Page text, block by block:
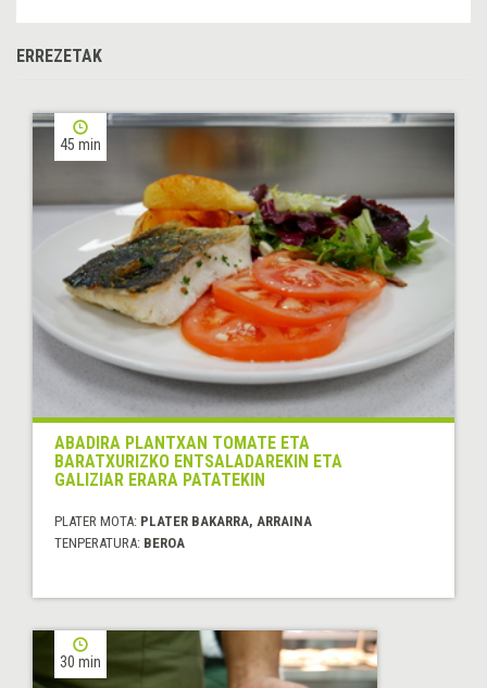
ERREZETAK
45 min
ABADIRA PLANTXAN TOMATE ETA
BARATXURIZKO ENTSALADAREKIN ETA
GALIZIAR ERARA PATATEKIN
PLATER MOTA: PLATER BAKARRA, ARRAINA
TENPERATURA: BEROA
30 min